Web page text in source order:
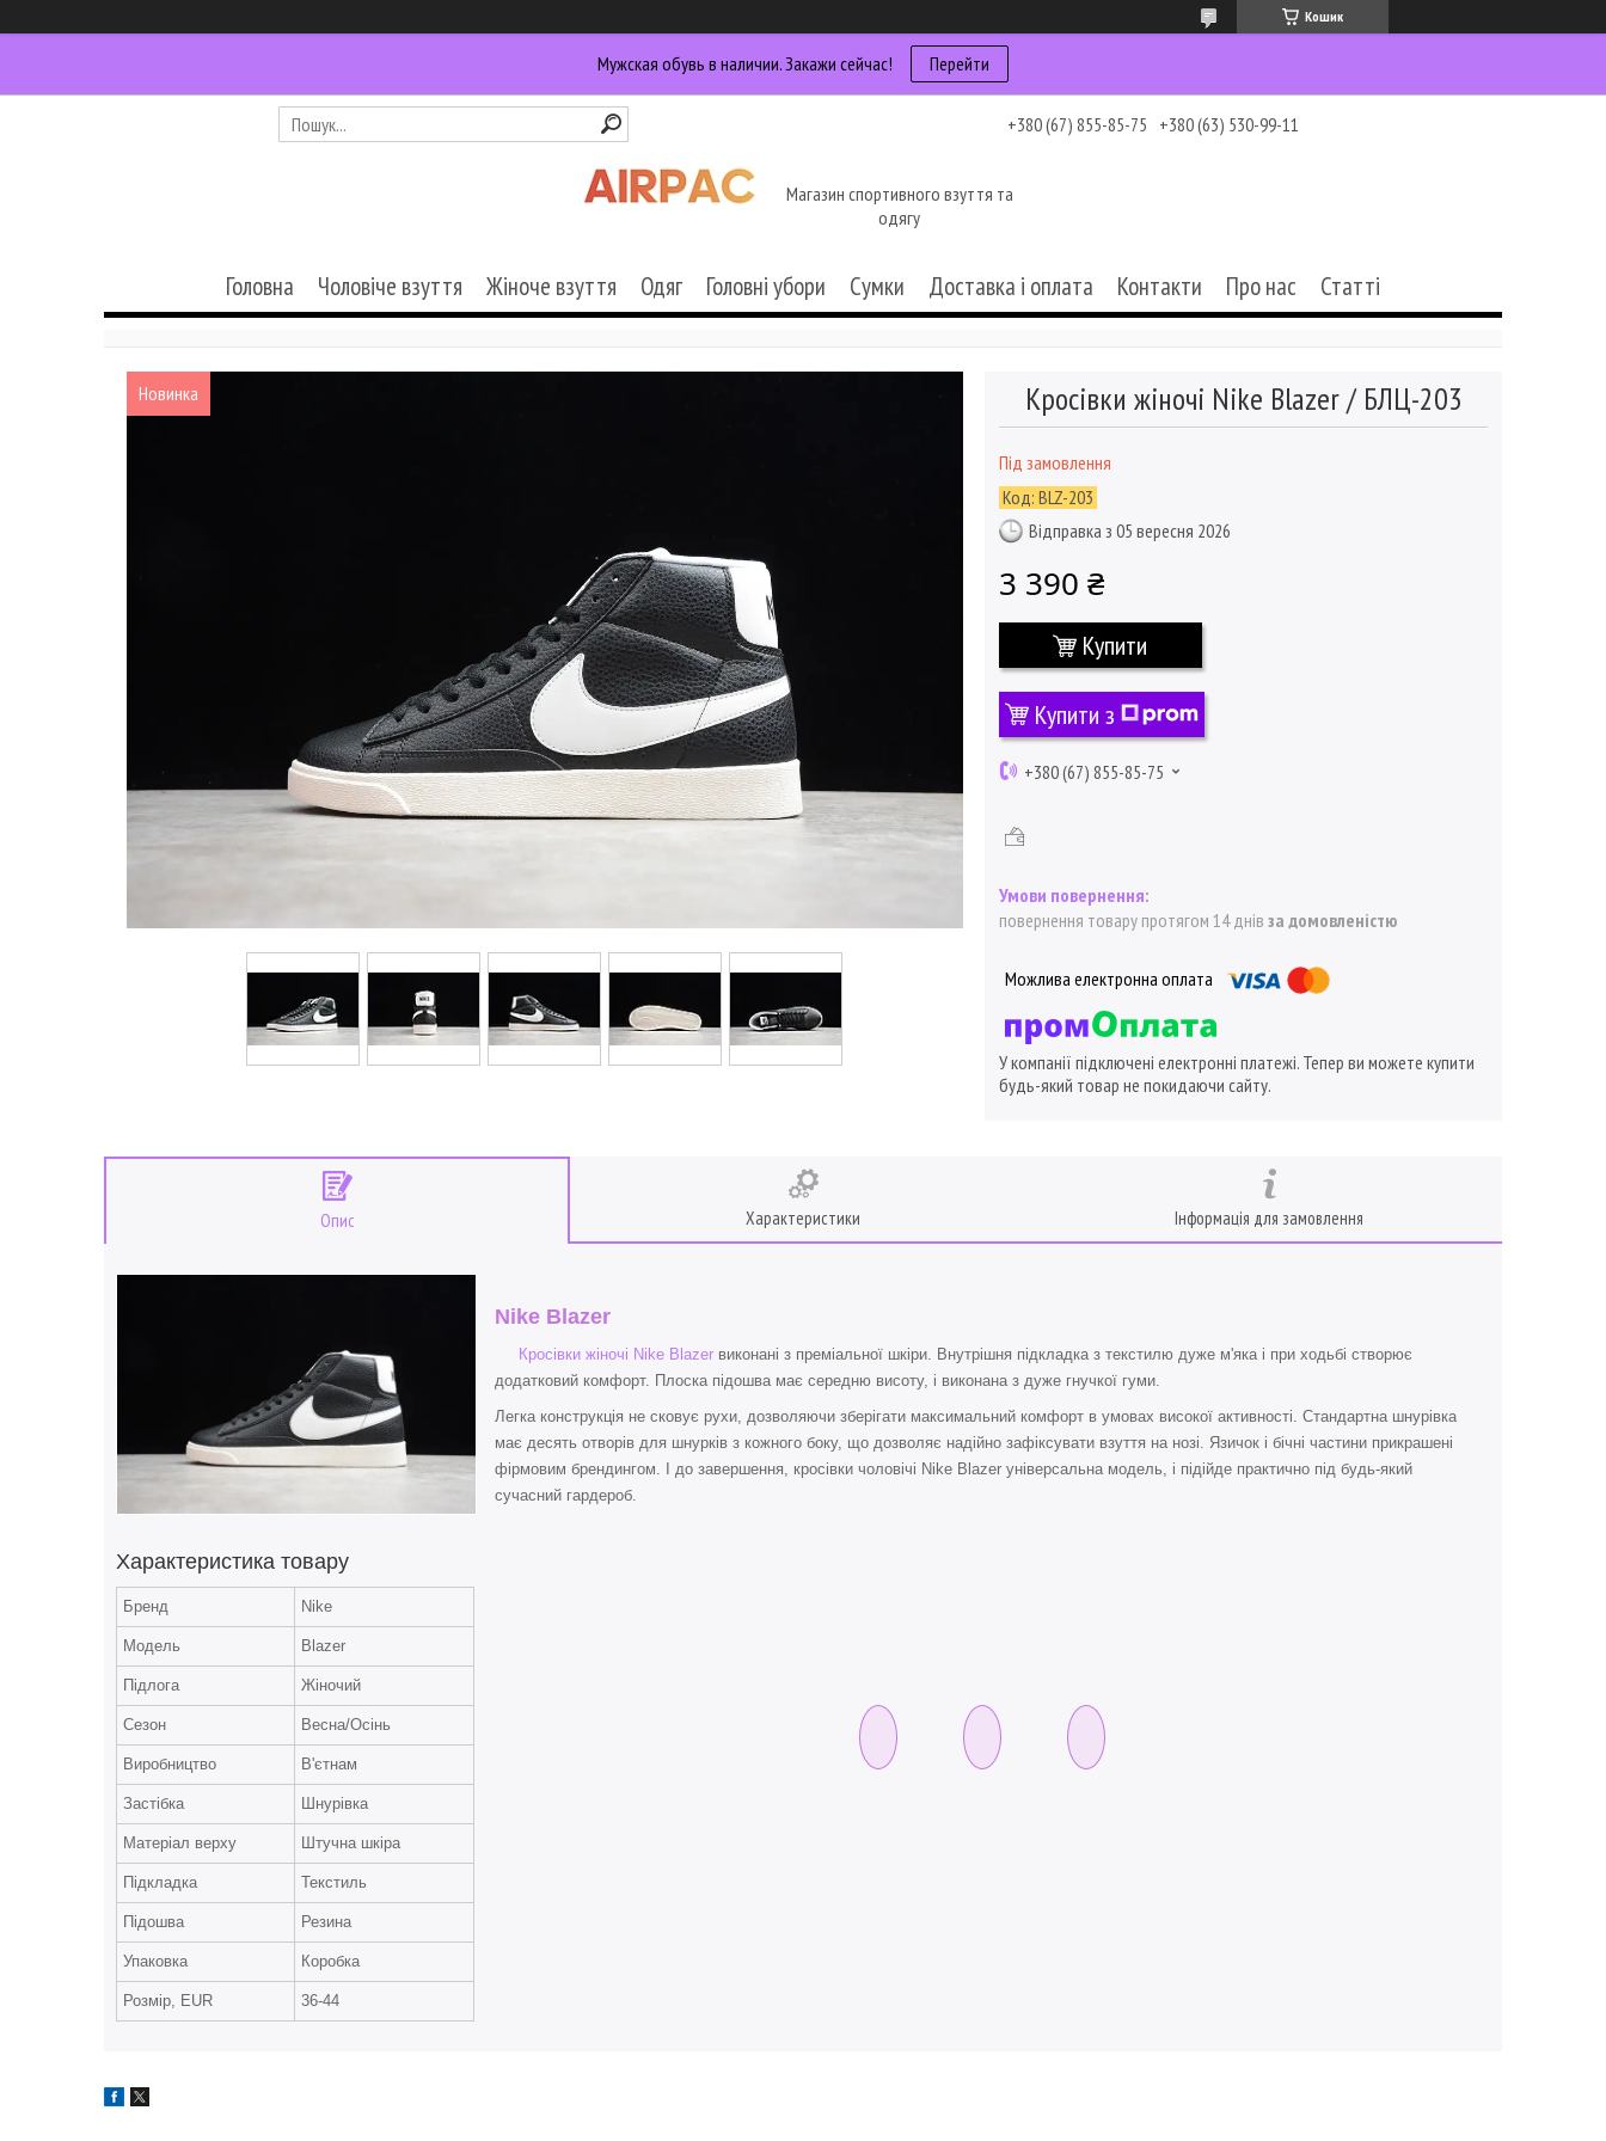
Кошик
Мужская обувь в наличии. Закажи сейчас! Перейти
+380 (67) 855-85-75 +380 (63) 530-99-11
Магазин спортивного взуття та
одягу
Головна Чоловіче взуття Жіноче взуття Одяг Головні убори Сумки Доставка і оплата Контакти Про нас Статті
Новинка Кросівки жіночі Nike Blazer / БЛЦ-203
Під замовлення
Код: BLZ-203
Відправка з 05 вересня 2026
3 390 ₴
Купити
Купити з
+380 (67) 855-85-75
повернення товару протягом 14 днів за домовленістю
У компанії підключені електронні платежі. Тепер ви можете купити
будь-який товар не покидаючи сайту.
Опис Характеристики Інформація для замовлення
Nike Blazer
Кросівки жіночі Nike Blazer виконані з преміальної шкіри. Внутрішня підкладка з текстилю дуже м'яка і при ходьбі створює
додатковий комфорт. Плоска підошва має середню висоту, і виконана з дуже гнучкої гуми.
Легка конструкція не сковує рухи, дозволяючи зберігати максимальний комфорт в умовах високої активності. Стандартна шнурівка
має десять отворів для шнурків з кожного боку, що дозволяє надійно зафіксувати взуття на нозі. Язичок і бічні частини прикрашені
фірмовим брендингом. І до завершення, кросівки чоловічі Nike Blazer універсальна модель, і підійде практично під будь-який
сучасний гардероб.
Характеристика товару
Бренд Nike
Модель Blazer
Підлога Жіночий
Сезон Весна/Осінь
Виробництво В'єтнам
Застібка Шнурівка
Матеріал верху Штучна шкіра
Підкладка Текстиль
Підошва Резина
Упаковка Коробка
Розмір, EUR 36-44